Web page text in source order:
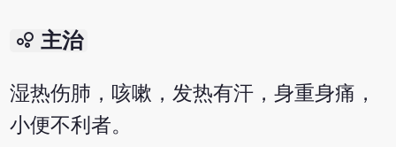
bubble_chart 主治
湿热伤肺，咳嗽，发热有汗，身重身痛，
小便不利者。